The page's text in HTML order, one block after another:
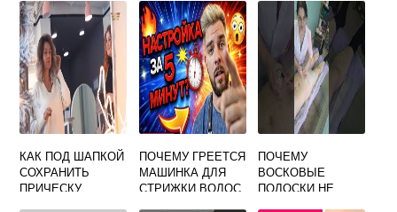
КАК ПОД ШАПКОЙ
СОХРАНИТЬ
ПРИЧЕСКУ
ПОЧЕМУ ГРЕЕТСЯ
МАШИНКА ДЛЯ
СТРИЖКИ ВОЛОС
ПОЧЕМУ
ВОСКОВЫЕ
ПОЛОСКИ НЕ